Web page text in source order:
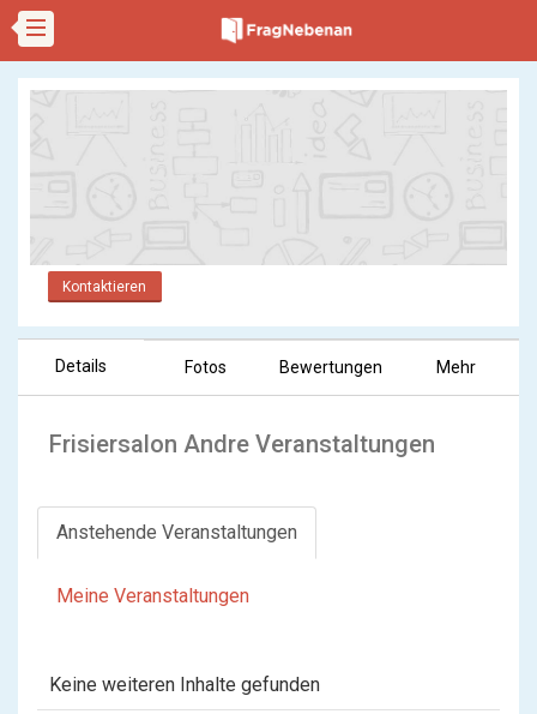
Kontaktieren
Details Fotos Bewertungen Mehr
Frisiersalon Andre Veranstaltungen
Anstehende Veranstaltungen
Meine Veranstaltungen
Keine weiteren Inhalte gefunden